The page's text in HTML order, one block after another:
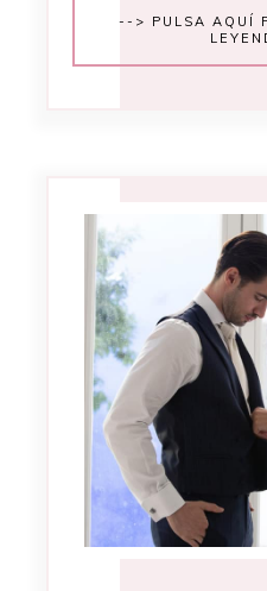
--> PULSA AQUÍ